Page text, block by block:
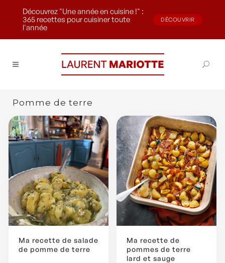
Découvrez "Une année en cuisine !" :
365 recettes pour cuisiner toute
l'année
DÉCOUVRIR
Pomme de terre
Ma recette de salade
de pomme de terre
Ma recette de
pommes de terre
lard et sauge